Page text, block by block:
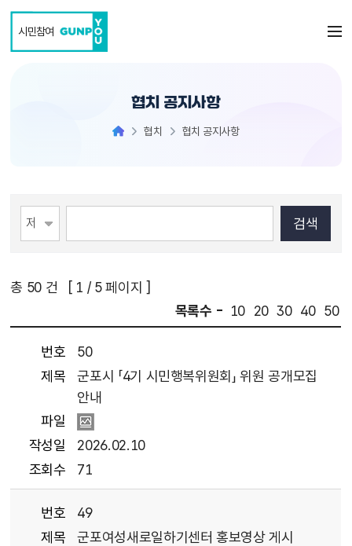
시민참여
협치 공지사항
협치 협치 공지사항
총 50 건 [ 1 / 5 페이지 ]
목록수 - 10 20 30 40 50
번호
50
제목
군포시 「4기 시민행복위원회」 위원 공개모집
안내
파일
작성일
2026.02.10
조회수
71
번호
49
제목
군포여성새로일하기센터 홍보영상 게시